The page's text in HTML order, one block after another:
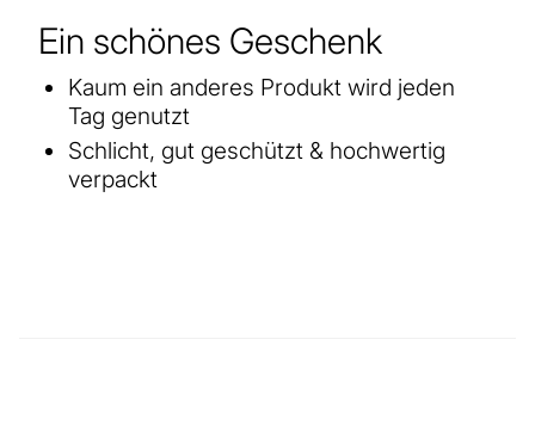
Ein schönes Geschenk
Kaum ein anderes Produkt wird jeden
Tag genutzt
Schlicht, gut geschützt & hochwertig
verpackt